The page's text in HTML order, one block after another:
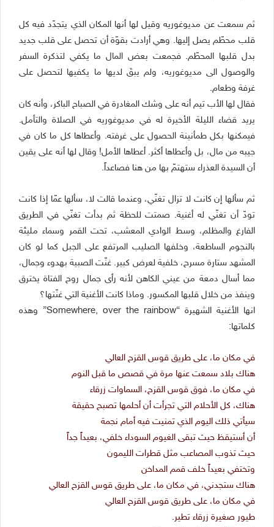
ثم سمعت عن مديوغوريه وقيل لها أنها المكان الذي يتجدّد فيه كل
قلب محطّم يصل إليها. وهي أرادت بقوّة أن تحصل على قلب جديد
بدل قلبها المحطّم. فجمعت بعض المال ما يكفي لتذكرة السفر
والوصول الى مديوغوريه، ولم يبقَ لديها ما يكفيها لتحصل على
غرفة وطعام.
فقال لها الأب تيم أنه على وشك المغادرة في الصباح الباكر، وأنه كان
يريد قضاء الليلة الأخيرة له في مديوغوريه في الصلاة والتأمل.
فيمكنها بكل طمأنينة الحصول على غرفته. وأعطاها كل ما كان في
جيبه من مال، بل وأعطاها أكثر. أعطاها الأمل! وقال لها أنه على يقين
أن السيدة العذراء ستهتمّ بها من هنا فصاعداً.
ثم سألها إن كانت لا تزال تغنّي، وعندما قالت لا، سألها عمّا إذا كانت
تودّ أن تغنّي له أغنية. صمتت للحظة ثم بدأت تغنّي في الطريق
الفارغ والمظلم، وسط الوادي المعشب، تحت القمر وسماء مليئة
بالنجوم الساطعة، وخلفها الصليب المرتفع على الجبل كما لو كان
المشهد ستارة مسرح، خلفية لعرض كبير. غنّت الصبية بهدوء وجمال،
مما أسال دمعة من عيني الكاهن لأنه رأى جمال روح الفتاة يخترق
وينفذ من خلال قلبها المكسور. وماذا كانت الأغنية التي غنّتها؟
انها الأغنية الشهيرة “Somewhere, over the rainbow” وهذه
كلماتها:
في مكان ما، على طريق قوس القزح العالي
هناك بلاد سمعت عنها مرة في قصص ما قبل النوم
في مكان ما، فوق قوس القزح، السماوات زرقاء
هناك، كل الأحلام التي تجرأت أن أحلمها تصبح حقيقة
سيأتي ذلك اليوم الذي تمنيت فيه أمام نجمة
أن أستيقظ حيث تبقى الغيوم السوداء خلفي، بعيداً جداً
حيث تذوب المصاعب مثل قطرات الليمون
وتختفي بعيداً خلف قمم المداخن
هناك ستجدني، في مكان ما، على طريق قوس القزح العالي
في مكان ما، على طريق قوس القزح العالي
طيور صغيرة زرقاء تطير.